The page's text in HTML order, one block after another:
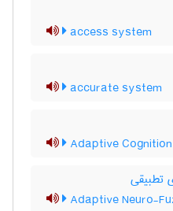
access system
accurate system
Adaptive
تطبیقی
Adaptive Neuro-